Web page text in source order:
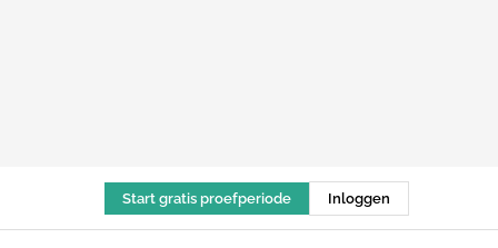
Start gratis proefperiode Inloggen